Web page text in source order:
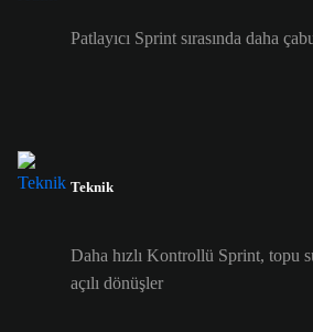
Patlayıcı Sprint sırasında daha
Teknik
Daha hızlı Kontrollü Sprint, topu
açılı dönüşler